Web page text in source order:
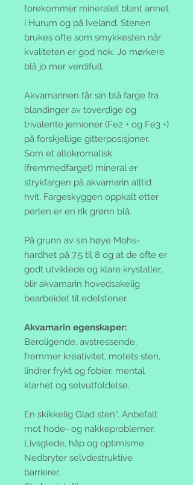
forekommer mineralet blant annet
i Hurum og på Iveland. Stenen
brukes ofte som smykkesten når
kvaliteten er god nok. Jo mørkere
blå jo mer verdifull.
Akvamarinen får sin blå farge fra
blandinger av toverdige og
trivalente jernioner (Fe2 + og Fe3 +)
på forskjellige gitterposisjoner.
Som et allokromatisk
(fremmedfarget) mineral er
strykfargen på akvamarin alltid
hvit. Fargeskyggen oppkalt etter
perlen er en rik grønn blå.
På grunn av sin høye Mohs-
hardhet på 7,5 til 8 og at de ofte er
godt utviklede og klare krystaller,
blir akvamarin hovedsakelig
bearbeidet til edelstener.
Akvamarin egenskaper:
Beroligende, avstressende,
fremmer kreativitet, motets sten,
lindrer frykt og fobier, mental
klarhet og selvutfoldelse.
En skikkelig Glad sten”. Anbefalt
mot hode- og nakkeproblemer.
Livsglede, håp og optimisme.
Nedbryter selvdestruktive
barrierer.